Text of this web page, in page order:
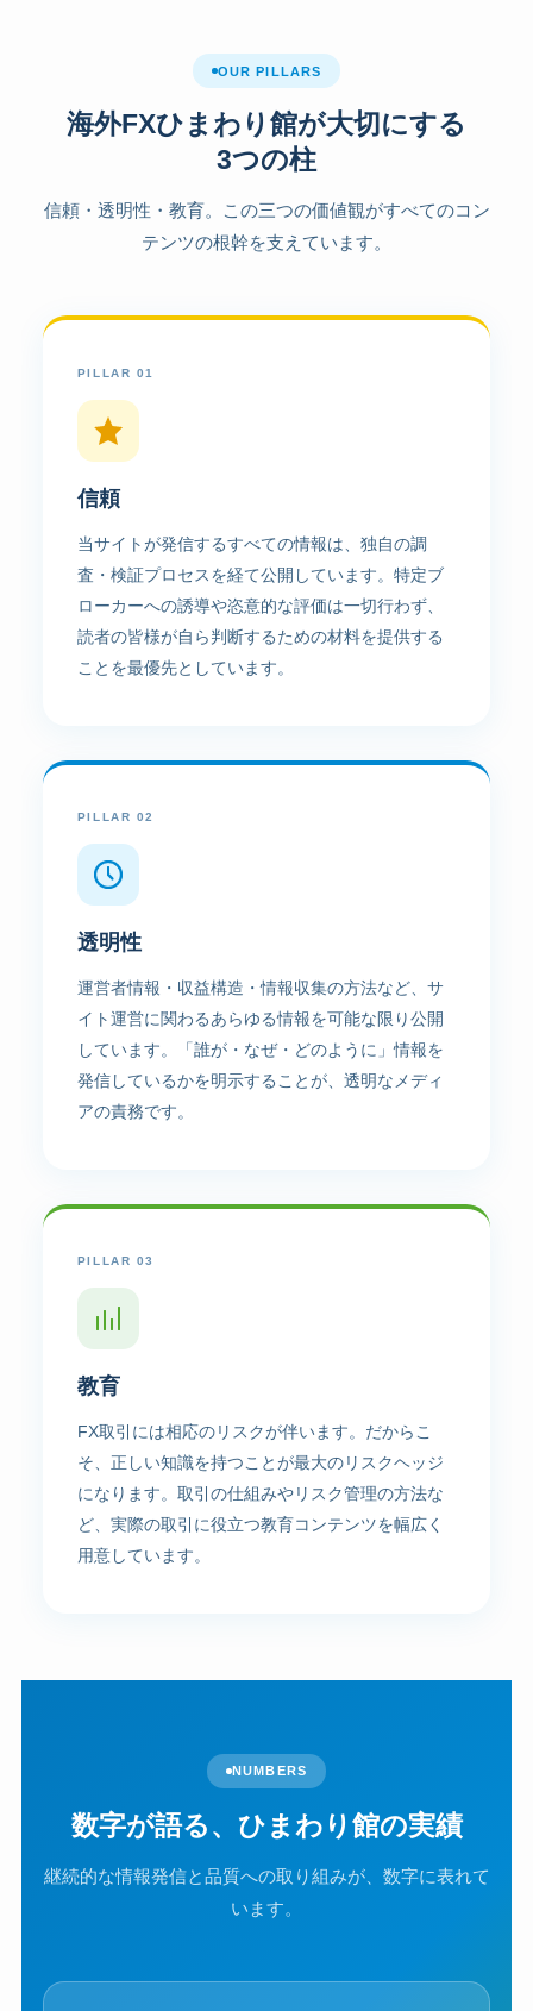
OUR PILLARS
海外FXひまわり館が大切にする
3つの柱
信頼・透明性・教育。この三つの価値観がすべてのコン
テンツの根幹を支えています。
PILLAR 01
信頼
当サイトが発信するすべての情報は、独自の調
査・検証プロセスを経て公開しています。特定ブ
ローカーへの誘導や恣意的な評価は一切行わず、
読者の皆様が自ら判断するための材料を提供する
ことを最優先としています。
PILLAR 02
透明性
運営者情報・収益構造・情報収集の方法など、サ
イト運営に関わるあらゆる情報を可能な限り公開
しています。「誰が・なぜ・どのように」情報を
発信しているかを明示することが、透明なメディ
アの責務です。
PILLAR 03
教育
FX取引には相応のリスクが伴います。だからこ
そ、正しい知識を持つことが最大のリスクヘッジ
になります。取引の仕組みやリスク管理の方法な
ど、実際の取引に役立つ教育コンテンツを幅広く
用意しています。
NUMBERS
数字が語る、ひまわり館の実績
継続的な情報発信と品質への取り組みが、数字に表れて
います。